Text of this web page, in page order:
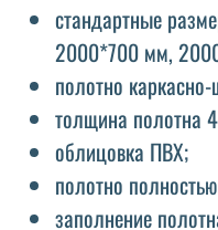
стандартные
2000*700 мм,
полотно
толщина полотна
облицовка ПВХ;
полотно
заполнение